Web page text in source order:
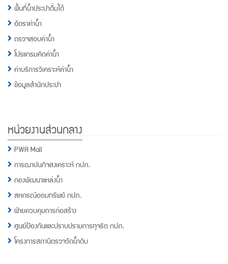
พื้นที่น้ำประปาดื่มได้
อัตราค่าน้ำ
ตรวจสอบค่าน้ำ
โปรแกรมคิดค่าน้ำ
ค่าบริการวิเคราะห์ค่าน้ำ
ข้อมูลสำนักประปา
หน่วยงานส่วนกลาง
PWA Mail
การฌาปนกิจสงเคราะห์ กปภ.
กองพัฒนาแหล่งน้ำ
สหกรณ์ออมทรัพย์ กปภ.
ฝ่ายควบคุมการก่อสร้าง
ศูนย์ป้องกันและปราบปรามการทุจริต กปภ.
โครงการสถานีตรวจวัดน้ำดิบ